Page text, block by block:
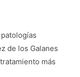
de los Galanes
más